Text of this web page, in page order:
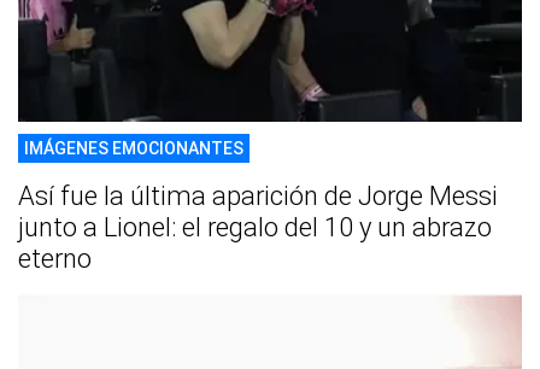
IMÁGENES EMOCIONANTES
Así fue la última aparición de Jorge Messi
junto a Lionel: el regalo del 10 y un abrazo
eterno